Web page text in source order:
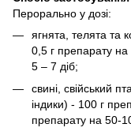
Перорально у дозі:
ягнята, телята та
0,5 г препарату на
5 – 7 діб;
свині, свійський
індики) - 100 г
препарату на 50-